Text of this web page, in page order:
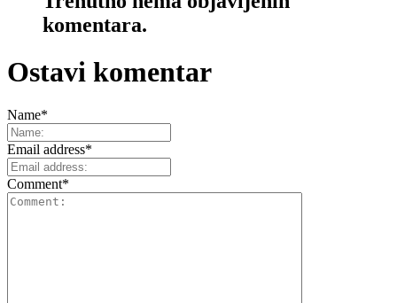
komentara.
Ostavi komentar
Name*
Email address*
Comment*